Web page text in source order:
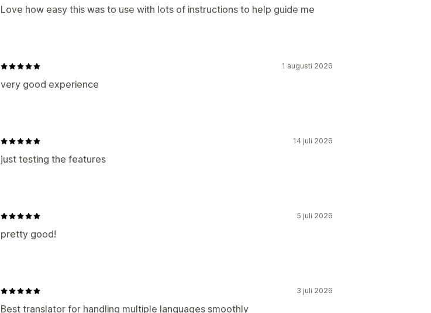
Love how easy this was to use with lots of instructions to help guide me
1 augusti 2026
very good experience
14 juli 2026
just testing the features
5 juli 2026
pretty good!
3 juli 2026
Best translator for handling multiple languages smoothly